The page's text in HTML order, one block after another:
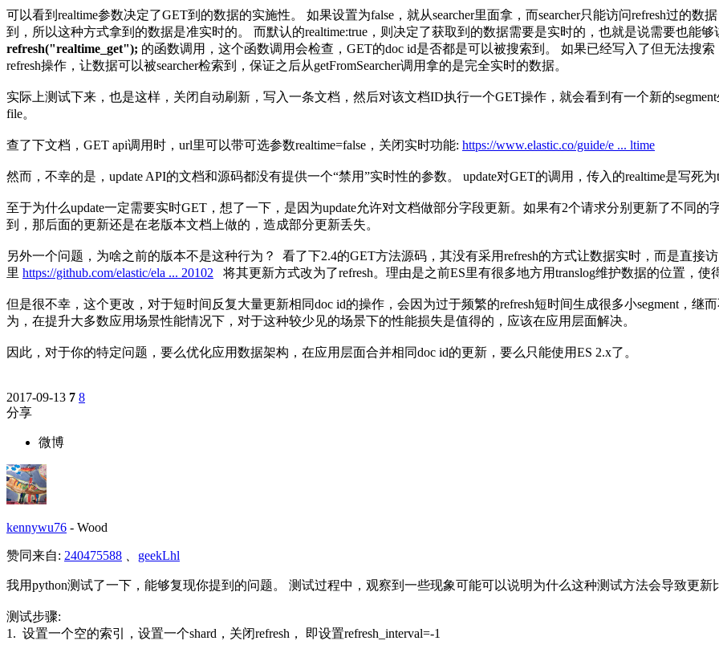
可以看到realtime参数决定了GET到的数据的实施性。 如果设置为false，就从searcher里面拿，而searcher只能访问refresh过的
到，所以这种方式拿到的数据是准实时的。 而默认的realtime:true，则决定了获取到的数据需要是实时的，也就是说需要也能
refresh("realtime_get"); 的函数调用，这个函数调用会检查，GET的doc id是否都是可以被搜索到。 如果已经写入了但无法搜
refresh操作，让数据可以被searcher检索到，保证之后从getFromSearcher调用拿的是完全实时的数据。
实际上测试下来，也是这样，关闭自动刷新，写入一条文档，然后对该文档ID执行一个GET操作，就会看到有一个新的
file。
查了下文档，GET api调用时，url里可以带可选参数realtime=false，关闭实时功能: https://www.elastic.co/guide/e ... ltime
然而，不幸的是，update API的文档和源码都没有提供一个“禁用”实时性的参数。 update对GET的调用，传入的realtime是写死为
至于为什么update一定需要实时GET，想了一下，是因为update允许对文档做部分字段更新。如果有2个请求分别更新了不同的
到，那后面的更新还是在老版本文档上做的，造成部分更新丢失。
另外一个问题，为啥之前的版本不是这种行为？ 看了下2.4的GET方法源码，其没有采用refresh的方式让数据实时，而是直接
里 https://github.com/elastic/ela ... 20102 将其更新方式改为了refresh。理由是之前ES里有很多地方用translog维护数据的位置，
但是很不幸，这个更改，对于短时间反复大量更新相同doc id的操作，会因为过于频繁的refresh短时间生成很多小segment，
为，在提升大多数应用场景性能情况下，对于这种较少见的场景下的性能损失是值得的，应该在应用层面解决。
因此，对于你的特定问题，要么优化应用数据架构，在应用层面合并相同doc id的更新，要么只能使用ES 2.x了。
2017-09-13 7 8
分享
微博
kennywu76 - Wood
赞同来自: 240475588 、 geekLhl
我用python测试了一下，能够复现你提到的问题。 测试过程中，观察到一些现象可能可以说明为什么这种测试方法会导致更新
测试步骤:
1. 设置一个空的索引，设置一个shard，关闭refresh， 即设置refresh_interval=-1